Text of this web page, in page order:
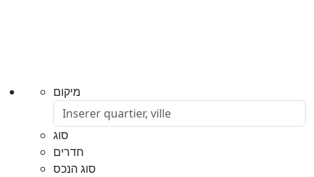
מיקום
סוג
חדרים
סוג הנכס